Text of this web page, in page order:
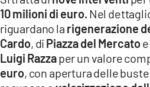
ILVIBONESE.IT
CATANZAROCHANNEL.IT
LACAPITALENEWS.IT
10 milioni di euro. Nel
riguardano la rigenerazione
Cardo, di Piazza del Mercato
Luigi Razzaper un valore
euro, con apertura delle